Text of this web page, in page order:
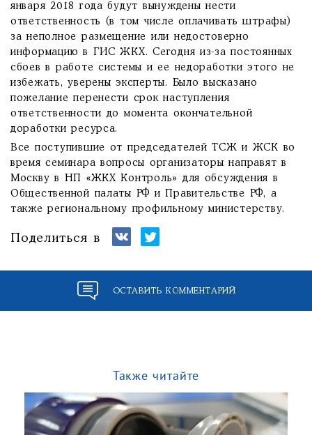
января 2018 года будут вынуждены нести
ответственность (в том числе оплачивать штрафы)
за неполное размещение или недостоверно
информацию в ГИС ЖКХ. Сегодня из-за постоянных
сбоев в работе системы и ее недоработки этого не
избежать, уверены эксперты. Было высказано
пожелание перенести срок наступления
ответственности до момента окончательной
доработки ресурса.
Все поступившие от председателей ТСЖ и ЖСК во
время семинара вопросы организаторы направят в
Москву в НП «ЖКХ Контроль» для обсуждения в
Общественной палаты РФ и Правительстве РФ, а
также региональному профильному министерству.
Поделиться в
ОСТАВИТЬ КОММЕНТАРИЙ
Также читайте